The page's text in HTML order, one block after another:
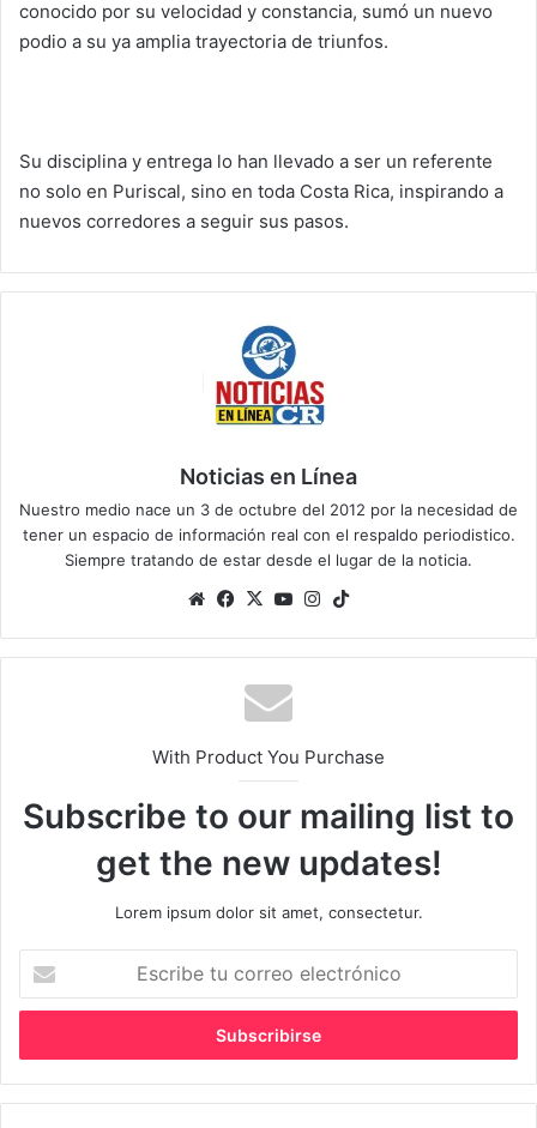
conocido por su velocidad y constancia, sumó un nuevo
podio a su ya amplia trayectoria de triunfos.
Su disciplina y entrega lo han llevado a ser un referente
no solo en Puriscal, sino en toda Costa Rica, inspirando a
nuevos corredores a seguir sus pasos.
Noticias en Línea
Nuestro medio nace un 3 de octubre del 2012 por la necesidad de
tener un espacio de información real con el respaldo periodistico.
Siempre tratando de estar desde el lugar de la noticia.
SitioFacebook
X YouTubeInstagram
With Product You Purchase
Subscribe to our mailing list to
get the new updates!
Lorem ipsum dolor sit amet, consectetur.
correo